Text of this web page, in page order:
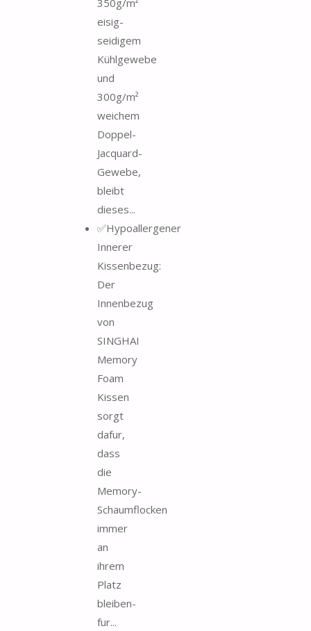
eisig-
seidigem
Kühlgewebe
und
300g/m²
weichem
Doppel-
Jacquard-
Gewebe,
bleibt
dieses...
✅Hypoallergener
Innerer
Kissenbezug:
Der
Innenbezug
von
SINGHAI
Memory
Foam
Kissen
sorgt
dafur,
dass
die
Memory-
Schaumflocken
immer
an
ihrem
Platz
bleiben-
fur...